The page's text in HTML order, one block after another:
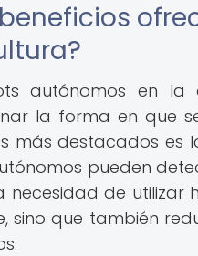
autónomos en la
la forma en que
más destacados es
pueden
necesidad de utilizar
sino que también